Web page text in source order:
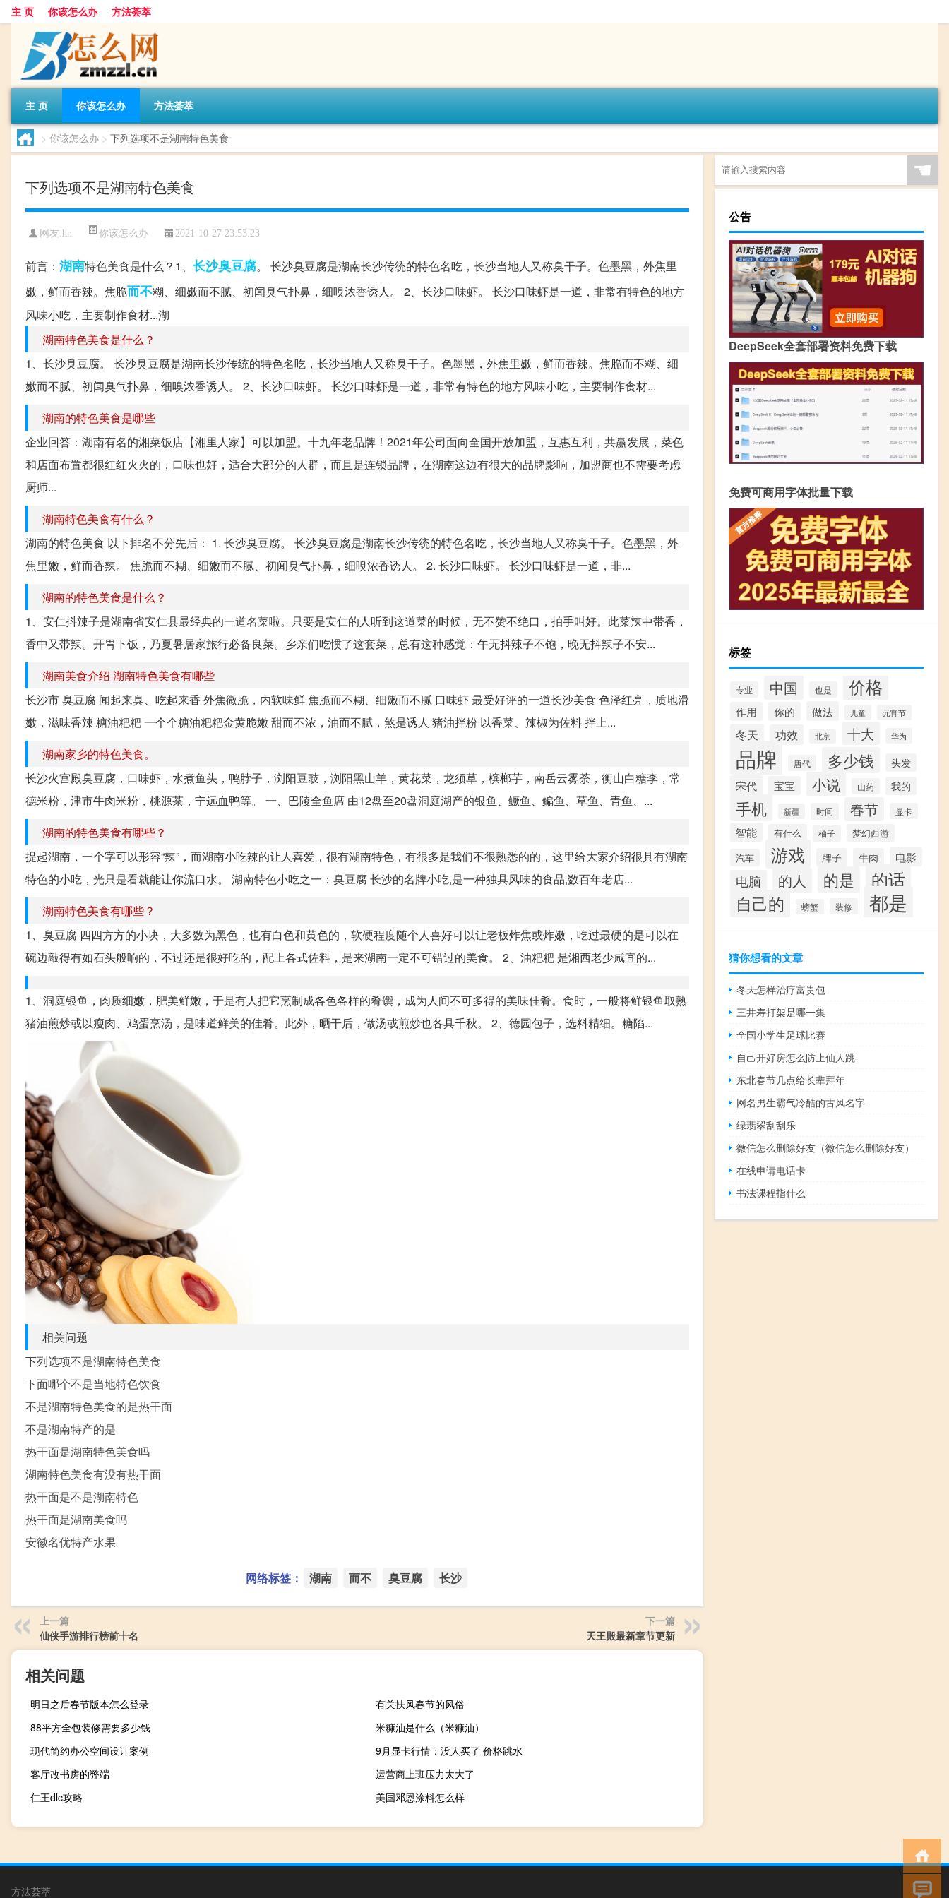
主 页 你该怎么办 方法荟萃
主 页 你该怎么办 方法荟萃
> 你该怎么办 > 下列选项不是湖南特色美食
下列选项不是湖南特色美食
网友:hn 你该怎么办 2021-10-27 23:53:23
前言： 湖南特色美食是什么？1、 长沙臭豆腐。 长沙臭豆腐是湖南长沙传统的特色名吃，长沙当地人又称臭干子。色墨黑，外焦里
嫩，鲜而香辣。焦脆而不糊、细嫩而不腻、初闻臭气扑鼻，细嗅浓香诱人。 2、长沙口味虾。 长沙口味虾是一道，非常有特色的地方
风味小吃，主要制作食材...湖
湖南特色美食是什么？
1、长沙臭豆腐。 长沙臭豆腐是湖南长沙传统的特色名吃，长沙当地人又称臭干子。色墨黑，外焦里嫩，鲜而香辣。焦脆而不糊、细
嫩而不腻、初闻臭气扑鼻，细嗅浓香诱人。 2、长沙口味虾。 长沙口味虾是一道，非常有特色的地方风味小吃，主要制作食材...
湖南的特色美食是哪些
企业回答：湖南有名的湘菜饭店【湘里人家】可以加盟。十九年老品牌！2021年公司面向全国开放加盟，互惠互利，共赢发展，菜色
和店面布置都很红红火火的，口味也好，适合大部分的人群，而且是连锁品牌，在湖南这边有很大的品牌影响，加盟商也不需要考虑
厨师...
湖南特色美食有什么？
湖南的特色美食 以下排名不分先后： 1. 长沙臭豆腐。 长沙臭豆腐是湖南长沙传统的特色名吃，长沙当地人又称臭干子。色墨黑，外
焦里嫩，鲜而香辣。 焦脆而不糊、细嫩而不腻、初闻臭气扑鼻，细嗅浓香诱人。 2. 长沙口味虾。 长沙口味虾是一道，非...
湖南的特色美食是什么？
1、安仁抖辣子是湖南省安仁县最经典的一道名菜啦。只要是安仁的人听到这道菜的时候，无不赞不绝口，拍手叫好。此菜辣中带香，
香中又带辣。开胃下饭，乃夏暑居家旅行必备良菜。乡亲们吃惯了这套菜，总有这种感觉：午无抖辣子不饱，晚无抖辣子不安...
湖南美食介绍 湖南特色美食有哪些
长沙市 臭豆腐 闻起来臭、吃起来香 外焦微脆，内软味鲜 焦脆而不糊、细嫩而不腻 口味虾 最受好评的一道长沙美食 色泽红亮，质地滑
嫩，滋味香辣 糖油粑粑 一个个糖油粑粑金黄脆嫩 甜而不浓，油而不腻，煞是诱人 猪油拌粉 以香菜、辣椒为佐料 拌上...
湖南家乡的特色美食。
长沙火宫殿臭豆腐，口味虾，水煮鱼头，鸭脖子，浏阳豆豉，浏阳黑山羊，黄花菜，龙须草，槟榔芋，南岳云雾荼，衡山白糖李，常
德米粉，津市牛肉米粉，桃源茶，宁远血鸭等。 一、巴陵全鱼席 由12盘至20盘洞庭湖产的银鱼、鳜鱼、鳊鱼、草鱼、青鱼、...
湖南的特色美食有哪些？
提起湖南，一个字可以形容“辣”，而湖南小吃辣的让人喜爱，很有湖南特色，有很多是我们不很熟悉的的，这里给大家介绍很具有湖南
特色的小吃，光只是看就能让你流口水。 湖南特色小吃之一：臭豆腐 长沙的名牌小吃,是一种独具风味的食品,数百年老店...
湖南特色美食有哪些？
1、臭豆腐 四四方方的小块，大多数为黑色，也有白色和黄色的，软硬程度随个人喜好可以让老板炸焦或炸嫩，吃过最硬的是可以在
碗边敲得有如石头般响的，不过还是很好吃的，配上各式佐料，是来湖南一定不可错过的美食。 2、油粑粑 是湘西老少咸宜的...
1、洞庭银鱼，肉质细嫩，肥美鲜嫩，于是有人把它烹制成各色各样的肴馔，成为人间不可多得的美味佳肴。食时，一般将鲜银鱼取熟
猪油煎炒或以瘦肉、鸡蛋烹汤，是味道鲜美的佳肴。此外，晒干后，做汤或煎炒也各具千秋。 2、德园包子，选料精细。糖陷...
相关问题
下列选项不是湖南特色美食
下面哪个不是当地特色饮食
不是湖南特色美食的是热干面
不是湖南特产的是
热干面是湖南特色美食吗
湖南特色美食有没有热干面
热干面是不是湖南特色
热干面是湖南美食吗
安徽名优特产水果
网络标签： 湖南 而不 臭豆腐 长沙
上一篇
仙侠手游排行榜前十名
下一篇
天王殿最新章节更新
相关问题
明日之后春节版本怎么登录
有关扶风春节的风俗
88平方全包装修需要多少钱
米糠油是什么（米糠油）
现代简约办公空间设计案例
9月显卡行情：没人买了 价格跳水
客厅改书房的弊端
运营商上班压力太大了
仁王dlc攻略
美国邓恩涂料怎么样
☚
公告
DeepSeek全套部署资料免费下载
免费可商用字体批量下载
标签
专业 中国 也是 价格
作用 你的 做法 儿童 元宵节
冬天 功效 北京 十大 华为
品牌 唐代 多少钱 头发
宋代 宝宝 小说 山药 我的
手机 新疆 时间 春节 显卡
智能 有什么 柚子
梦幻西游
汽车
游戏 牌子 牛肉 电影
电脑 的人 的是 的话
自己的 螃蟹 装修 都是
猜你想看的文章
冬天怎样治疗富贵包
三井寿打架是哪一集
全国小学生足球比赛
自己开好房怎么防止仙人跳
东北春节几点给长辈拜年
网名男生霸气冷酷的古风名字
绿翡翠刮刮乐
微信怎么删除好友（微信怎么删除好友）
在线申请电话卡
书法课程指什么
方法荟萃